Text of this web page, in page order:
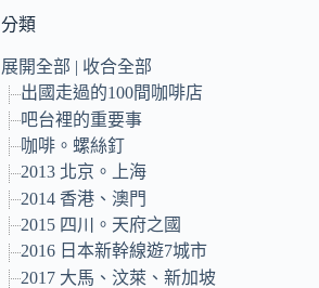
分類
展開全部 | 收合全部
出國走過的100間咖啡店
吧台裡的重要事
咖啡。螺絲釘
2013 北京。上海
2014 香港、澳門
2015 四川。天府之國
2016 日本新幹線遊7城市
2017 大馬、汶萊、新加坡